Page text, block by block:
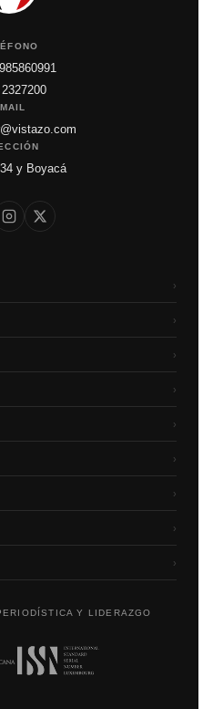
y Boyacá
›
›
›
›
›
›
›
›
›
Y LIDERAZGO